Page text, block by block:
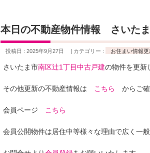
本日の不動産物件情報 さいた
投稿日 : 2025年9月27日 カテゴリー : お住まい情報
さいたま市南区辻1丁目中古戸建の物件を更新
その他更新の不動産情報は こちら からご確
会員ページ こちら
会員公開物件は居住中等様々な理由で広く一